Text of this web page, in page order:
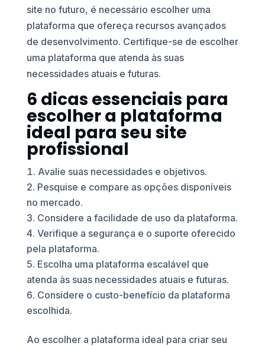
site no futuro, é necessário escolher uma
plataforma que ofereça recursos avançados
de desenvolvimento. Certifique-se de escolher
uma plataforma que atenda às suas
necessidades atuais e futuras.
6 dicas essenciais para
escolher a plataforma
ideal para seu site
profissional
Avalie suas necessidades e objetivos.
Pesquise e compare as opções disponíveis
no mercado.
Considere a facilidade de uso da plataforma.
Verifique a segurança e o suporte oferecido
pela plataforma.
Escolha uma plataforma escalável que
atenda às suas necessidades atuais e futuras.
Considere o custo-benefício da plataforma
escolhida.
Ao escolher a plataforma ideal para criar seu